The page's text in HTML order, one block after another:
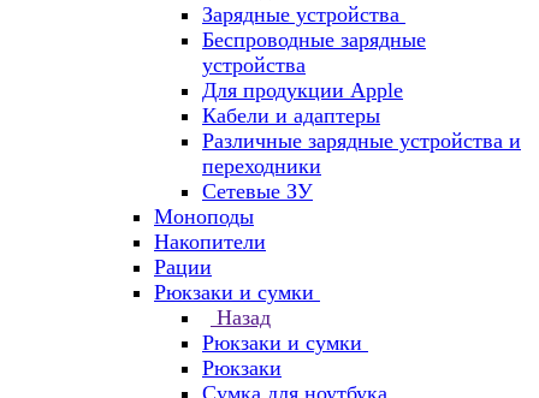
Зарядные устройства
Беспроводные зарядные
устройства
Для продукции Apple
Кабели и адаптеры
Различные зарядные устройства и
переходники
Сетевые ЗУ
Моноподы
Накопители
Рации
Рюкзаки и сумки
Назад
Рюкзаки и сумки
Рюкзаки
Сумка для ноутбука